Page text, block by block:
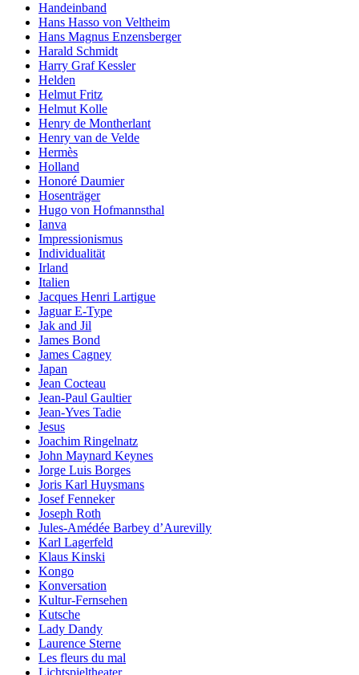
Handeinband
Hans Hasso von Veltheim
Hans Magnus Enzensberger
Harald Schmidt
Harry Graf Kessler
Helden
Helmut Fritz
Helmut Kolle
Henry de Montherlant
Henry van de Velde
Hermès
Holland
Honoré Daumier
Hosenträger
Hugo von Hofmannsthal
Ianva
Impressionismus
Individualität
Irland
Italien
Jacques Henri Lartigue
Jaguar E-Type
Jak and Jil
James Bond
James Cagney
Japan
Jean Cocteau
Jean-Paul Gaultier
Jean-Yves Tadie
Jesus
Joachim Ringelnatz
John Maynard Keynes
Jorge Luis Borges
Joris Karl Huysmans
Josef Fenneker
Joseph Roth
Jules-Amédée Barbey d’Aurevilly
Karl Lagerfeld
Klaus Kinski
Kongo
Konversation
Kultur-Fernsehen
Kutsche
Lady Dandy
Laurence Sterne
Les fleurs du mal